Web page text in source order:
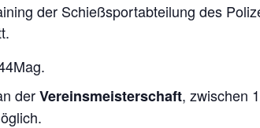
der Schieß­sport­ab­tei­lung des
derVer­eins­meis­ter­schaft, zwi­schen